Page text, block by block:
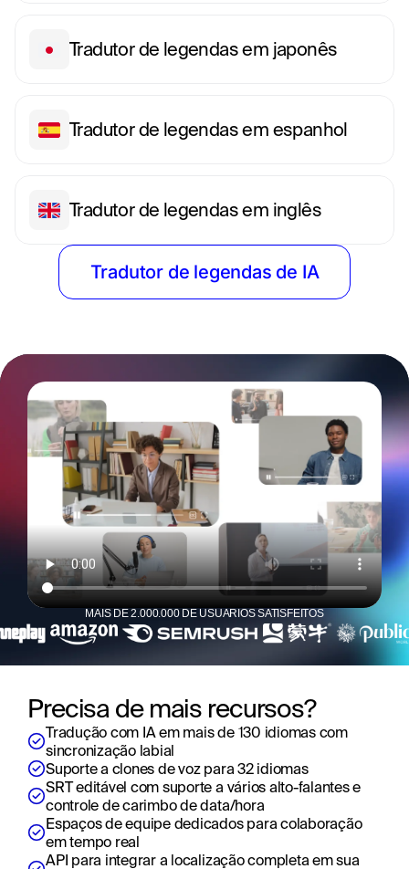
Tradutor de legendas em japonês
Tradutor de legendas em espanhol
Tradutor de legendas em inglês
Tradutor de legendas de IA
Precisa de mais recursos?
Tradução com IA em mais de 130 idiomas com
sincronização labial
Suporte a clones de voz para 32 idiomas
SRT editável com suporte a vários alto-falantes e
controle de carimbo de data/hora
Espaços de equipe dedicados para colaboração
em tempo real
API para integrar a localização completa em sua
MAIS DE 2.000.000 DE USUÁRIOS SATISFEITOS